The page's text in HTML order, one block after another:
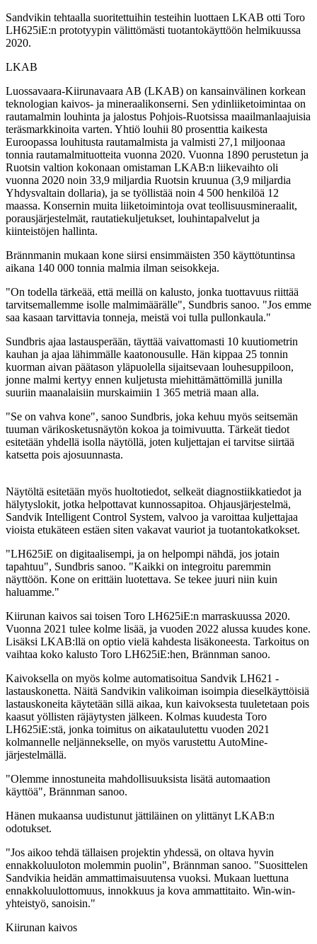
Sandvikin tehtaalla suoritettuihin testeihin luottaen LKAB otti Toro
LH625iE:n prototyypin välittömästi tuotantokäyttöön helmikuussa
2020.
LKAB
Luossavaara-Kiirunavaara AB (LKAB) on kansainvälinen korkean
teknologian kaivos- ja mineraalikonserni. Sen ydinliiketoimintaa on
rautamalmin louhinta ja jalostus Pohjois-Ruotsissa maailmanlaajuisia
teräsmarkkinoita varten. Yhtiö louhii 80 prosenttia kaikesta
Euroopassa louhitusta rautamalmista ja valmisti 27,1 miljoonaa
tonnia rautamalmituotteita vuonna 2020. Vuonna 1890 perustetun ja
Ruotsin valtion kokonaan omistaman LKAB:n liikevaihto oli
vuonna 2020 noin 33,9 miljardia Ruotsin kruunua (3,9 miljardia
Yhdysvaltain dollaria), ja se työllistää noin 4 500 henkilöä 12
maassa. Konsernin muita liiketoimintoja ovat teollisuusmineraalit,
porausjärjestelmät, rautatiekuljetukset, louhintapalvelut ja
kiinteistöjen hallinta.
Brännmanin mukaan kone siirsi ensimmäisten 350 käyttötuntinsa
aikana 140 000 tonnia malmia ilman seisokkeja.
"On todella tärkeää, että meillä on kalusto, jonka tuottavuus riittää
tarvitsemallemme isolle malmimäärälle", Sundbris sanoo. "Jos emme
saa kasaan tarvittavia tonneja, meistä voi tulla pullonkaula."
Sundbris ajaa lastausperään, täyttää vaivattomasti 10 kuutiometrin
kauhan ja ajaa lähimmälle kaatonousulle. Hän kippaa 25 tonnin
kuorman aivan päätason yläpuolella sijaitsevaan louhesuppiloon,
jonne malmi kertyy ennen kuljetusta miehittämättömillä junilla
suuriin maanalaisiin murskaimiin 1 365 metriä maan alla.
"Se on vahva kone", sanoo Sundbris, joka kehuu myös seitsemän
tuuman värikosketusnäytön kokoa ja toimivuutta. Tärkeät tiedot
esitetään yhdellä isolla näytöllä, joten kuljettajan ei tarvitse siirtää
katsetta pois ajosuunnasta.
Näytöltä esitetään myös huoltotiedot, selkeät diagnostiikkatiedot ja
hälytyslokit, jotka helpottavat kunnossapitoa. Ohjausjärjestelmä,
Sandvik Intelligent Control System, valvoo ja varoittaa kuljettajaa
vioista etukäteen estäen siten vakavat vauriot ja tuotantokatkokset.
"LH625iE on digitaalisempi, ja on helpompi nähdä, jos jotain
tapahtuu", Sundbris sanoo. "Kaikki on integroitu paremmin
näyttöön. Kone on erittäin luotettava. Se tekee juuri niin kuin
haluamme."
Kiirunan kaivos sai toisen Toro LH625iE:n marraskuussa 2020.
Vuonna 2021 tulee kolme lisää, ja vuoden 2022 alussa kuudes kone.
Lisäksi LKAB:llä on optio vielä kahdesta lisäkoneesta. Tarkoitus on
vaihtaa koko kalusto Toro LH625iE:hen, Brännman sanoo.
Kaivoksella on myös kolme automatisoitua Sandvik LH621 -
lastauskonetta. Näitä Sandvikin valikoiman isoimpia dieselkäyttöisiä
lastauskoneita käytetään sillä aikaa, kun kaivoksesta tuuletetaan pois
kaasut yöllisten räjäytysten jälkeen. Kolmas kuudesta Toro
LH625iE:stä, jonka toimitus on aikataulutettu vuoden 2021
kolmannelle neljännekselle, on myös varustettu AutoMine-
järjestelmällä.
"Olemme innostuneita mahdollisuuksista lisätä automaation
käyttöä", Brännman sanoo.
Hänen mukaansa uudistunut jättiläinen on ylittänyt LKAB:n
odotukset.
"Jos aikoo tehdä tällaisen projektin yhdessä, on oltava hyvin
ennakkoluuloton molemmin puolin", Brännman sanoo. "Suosittelen
Sandvikia heidän ammattimaisuutensa vuoksi. Mukaan luettuna
ennakkoluulottomuus, innokkuus ja kova ammattitaito. Win-win-
yhteistyö, sanoisin."
Kiirunan kaivos